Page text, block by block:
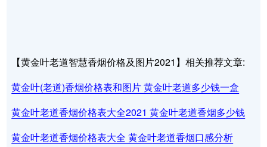
【黄金叶老道智慧香烟价格及图片2021】相关推荐文章:
黄金叶(老道)香烟价格表和图片 黄金叶老道多少钱一盒
黄金叶老道香烟价格表大全2021 黄金叶老道香烟多少钱
黄金叶老道香烟价格表大全 黄金叶老道香烟口感分析